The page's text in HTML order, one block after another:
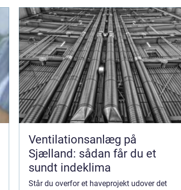
Ventilationsanlæg på
Sjælland: sådan får du et
sundt indeklima
Står du overfor et haveprojekt udover det